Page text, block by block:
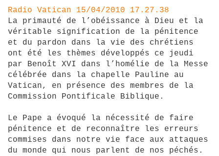
Radio Vatican 15/04/2010 17.27.38
La primauté de l’obéissance à Dieu et la
véritable signification de la pénitence
et du pardon dans la vie des chrétiens
ont été les thèmes développés ce jeudi
par Benoît XVI dans l’homélie de la Messe
célébrée dans la chapelle Pauline au
Vatican, en présence des membres de la
Commission Pontificale Biblique.
Le Pape a évoqué la nécessité de faire
pénitence et de reconnaître les erreurs
commises dans notre vie face aux attaques
du monde qui nous parlent de nos péchés.